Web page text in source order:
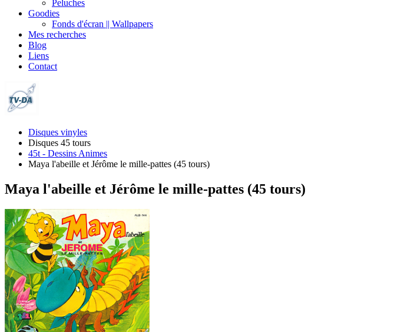
Peluches
Goodies
Fonds d'écran || Wallpapers
Mes recherches
Blog
Liens
Contact
Disques vinyles
Disques 45 tours
45t - Dessins Animes
Maya l'abeille et Jérôme le mille-pattes (45 tours)
Maya l'abeille et Jérôme le mille-pattes (45 tours)